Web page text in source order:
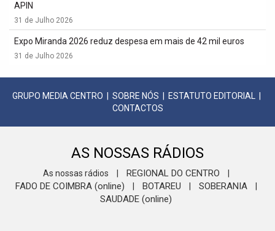
APIN
31 de Julho 2026
Expo Miranda 2026 reduz despesa em mais de 42 mil euros
31 de Julho 2026
GRUPO MEDIA CENTRO SOBRE NÓS ESTATUTO EDITORIAL
CONTACTOS
AS NOSSAS RÁDIOS
As nossas rádios REGIONAL DO CENTRO
FADO DE COIMBRA (online) BOTAREU SOBERANIA
SAUDADE (online)